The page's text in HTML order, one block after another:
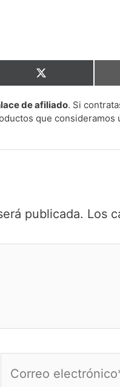
Compartir
en
X
(Twitter)
de afiliado. Si
que consideramos
publicada. Los